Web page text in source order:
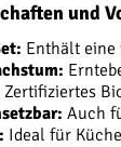
und
Enthält eine
Zertifiziertes
Auch
Ideal für